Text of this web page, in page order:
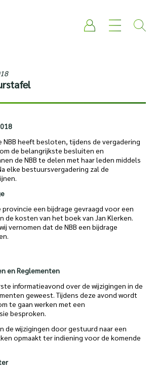
NBB heeft besloten, tijdens de vergadering
de belangrijkste besluiten en
de NBB te delen met haar leden middels
elke bestuursvergadering zal de
provincie een bijdrage gevraagd voor een
de kosten van het boek van Jan Klerken.
vernomen dat de NBB een bijdrage
en Reglementen
informatieavond over de wijzigingen in de
geweest. Tijdens deze avond wordt
te gaan werken met een
besproken.
de wijzigingen door gestuurd naar een
opmaakt ter indiening voor de komende